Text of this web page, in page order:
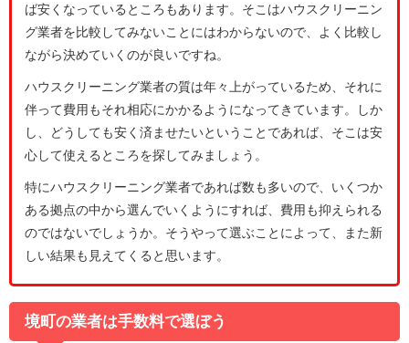
ば安くなっているところもあります。そこはハウスクリーニン
グ業者を比較してみないことにはわからないので、よく比較し
ながら決めていくのが良いですね。
ハウスクリーニング業者の質は年々上がっているため、それに
伴って費用もそれ相応にかかるようになってきています。しか
し、どうしても安く済ませたいということであれば、そこは安
心して使えるところを探してみましょう。
特にハウスクリーニング業者であれば数も多いので、いくつか
ある拠点の中から選んでいくようにすれば、費用も抑えられる
のではないでしょうか。そうやって選ぶことによって、また新
しい結果も見えてくると思います。
境町の業者は手数料で選ぼう